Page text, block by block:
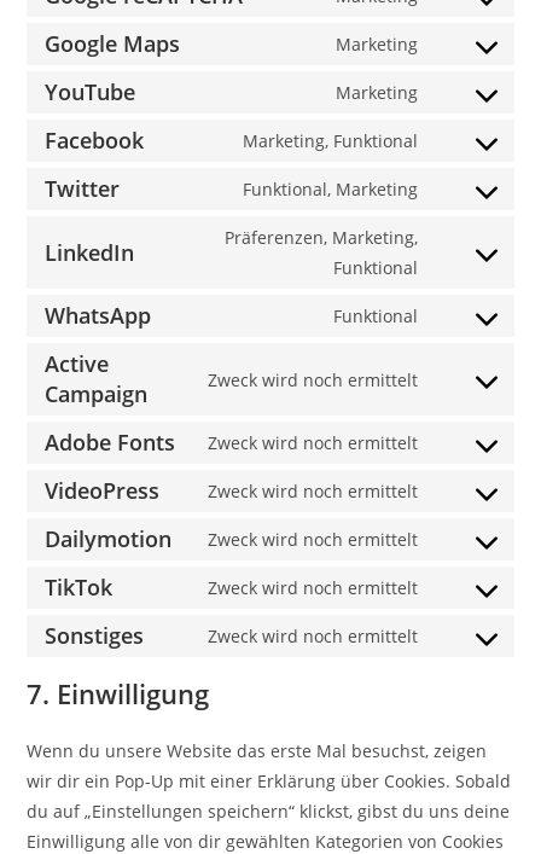
google-
Consent
google-
Google Maps Marketing
Consent
google-
YouTube Marketing
Consent
youtube
Facebook Marketing, Funktional
Consent
facebook
Twitter Funktional, Marketing
Consent
service
LinkedIn
Präferenzen, Marketing,
Funktional
Consent
service
WhatsApp Funktional
Consent
service
Active
Campaign
Zweck wird noch ermittelt
Consent
service
active-
Adobe Fonts Zweck wird noch ermittelt
Consent
adobe-
VideoPress Zweck wird noch ermittelt
Consent
videopress
Dailymotion Zweck wird noch ermittelt
Consent
dailymotion
TikTok Zweck wird noch ermittelt
Consent
Sonstiges Zweck wird noch ermittelt
Consent
sonstiges
7. Einwilligung
Wenn du unsere Website das erste Mal besuchst, zeigen
wir dir ein Pop-Up mit einer Erklärung über Cookies. Sobald
du auf „Einstellungen speichern“ klickst, gibst du uns deine
Einwilligung alle von dir gewählten Kategorien von Cookies